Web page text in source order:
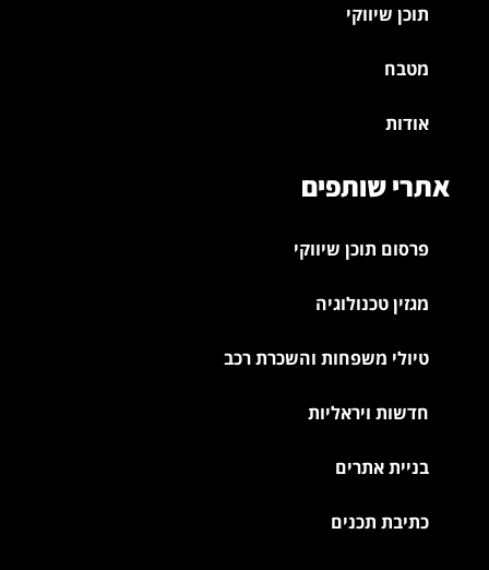
תוכן שיווקי
מטבח
אודות
אתרי שותפים
פרסום תוכן שיווקי
מגזין טכנולוגיה
טיולי משפחות והשכרת רכב
חדשות ויראליות
בניית אתרים
כתיבת תכנים